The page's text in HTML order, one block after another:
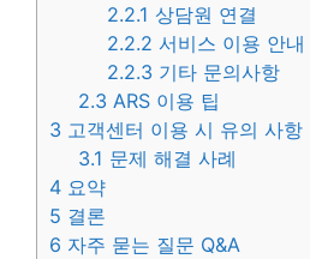
2.2.1 상담원 연결
2.2.2 서비스 이용 안내
2.2.3 기타 문의사항
2.3 ARS 이용 팁
3 고객센터 이용 시 유의 사항
3.1 문제 해결 사례
4 요약
5 결론
6 자주 묻는 질문 Q&A